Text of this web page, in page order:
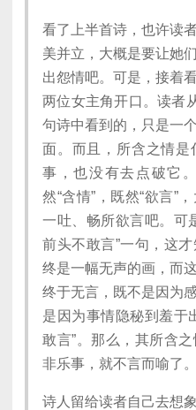
看了上半首诗，也许读
美并立，大概是要让她
出怨情吧。可是，接着
两位女主角开口。读者
句诗中看到的，只是一
面。而且，所含之情是
事，也没有去点破它
然“含情”，既然“欲言”
一吐、畅所欲言吧。可
前头不敢言”一句，这
终是一幅无声的画，而
终于无言，既不是因为
是因为事情隐秘到羞于
敢言”。那么，其所含
非乐事，就不言而喻了。
诗人留给读者自己去想